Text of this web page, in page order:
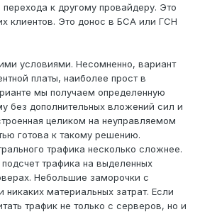
перехода к другому провайдеру. Это
клиентов. Это донос в БСА или ГСН
условиями. Несомненно, вариант
платы, наиболее прост в
мы получаем определенную
без дополнительных вложений сил и
целиком на неуправляемом
готова к такому решению.
трафика несколько сложнее.
трафика на выделенных
Небольшие заморочки с
никаких материальных затрат. Если
трафик не только с серверов, но и